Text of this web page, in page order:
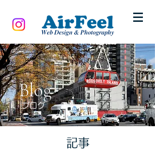
Blog
ブログ
記事